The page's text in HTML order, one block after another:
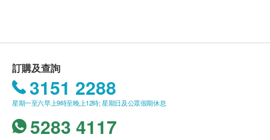
軟骨素：修補受損軟骨，促進再生，更能補充軟骨中
的水分及養分，維持關節健康。
MSM有機硫：緩解關節腫脹和僵硬，提高關節靈活性
有效舒緩各種慢性痛症。
透明質酸：潤滑關節，改善長期磨損問題。
免費送貨服務。賬單總額未滿HK$500需附加
HK$30運費。
我們將於確定訂單後3-5個工作天內安排發貨。
不排除運送時間會因節日而有所影響。當八號烈風
訊號懸掛或黑色暴雨警告生效時，送貨服務時間將
訂購及查詢
3151 2288
星期一至六早上9時至晚上12時; 星期日及公眾假期休息
5283 4117